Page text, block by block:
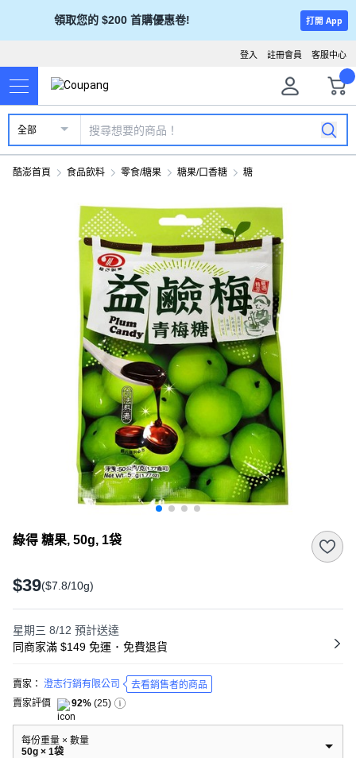
領取您的 $200 首購優惠卷! 打開 App
客服中心
註冊會員
登入
全部
酷澎首頁 食品飲料 零食/糖果 糖果/口香糖 糖
綠得 糖果, 50g, 1袋
$39($7.8/10g)
星期三 8/12 預計送達
同商家滿 $149 免運 ･ 免費退貨
賣家： 澄志行銷有限公司
去看銷售者的商品
賣家評價
92% (25)
每份重量 × 數量
50g × 1袋